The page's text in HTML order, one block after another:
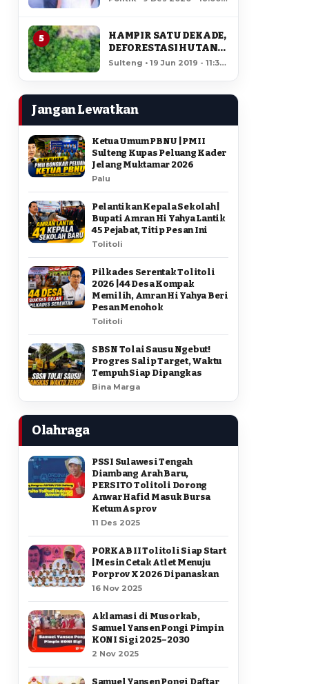
5
HAMPIR SATU DEKADE,
DEFORESTASI HUTAN
LORE LINDU MENCAPAI
Sulteng • 19 Jun 2019 - 11:34
Jangan Lewatkan
Ketua Umum PBNU | PMII
Sulteng Kupas Peluang Kader
Jelang Muktamar 2026
Palu
Pelantikan Kepala Sekolah |
Bupati Amran Hi Yahya Lantik
45 Pejabat, Titip Pesan Ini
Tolitoli
Pilkades Serentak Tolitoli
2026 | 44 Desa Kompak
Memilih, Amran Hi Yahya Beri
Pesan Menohok
Tolitoli
SBSN Tolai Sausu Ngebut!
Progres Salip Target, Waktu
Tempuh Siap Dipangkas
Bina Marga
Olahraga
PSSI Sulawesi Tengah
Diambang Arah Baru,
PERSITO Tolitoli Dorong
Anwar Hafid Masuk Bursa
Ketum Asprov
11 Des 2025
PORKAB II Tolitoli Siap Start
| Mesin Cetak Atlet Menuju
Porprov X 2026 Dipanaskan
16 Nov 2025
Aklamasi di Musorkab,
Samuel Yansen Pongi Pimpin
KONI Sigi 2025–2030
2 Nov 2025
Samuel Yansen Pongi Daftar